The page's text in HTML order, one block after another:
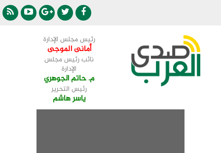
رئيس مجلس الإدارة
أمانى الموجى
نائب رئيس مجلس
الإدارة
م. حاتم الجوهري
رئيس التحرير
ياسر هاشم